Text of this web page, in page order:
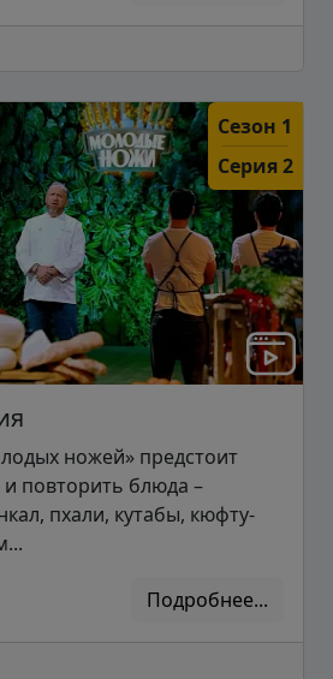
Сезон 1
Серия 2
ножей» предстоит
и повторить блюда –
пхали, кутабы, кюфту-
Подробнее...